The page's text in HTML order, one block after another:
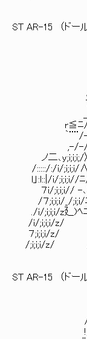
ST AR-15 （ドール
＿ -＜
/:, :/: . : .
/:/: .{: . : .
∥:!: . :}r､
/}: .j;ﾊ.ハz
７ｲ/:.:.:} ´
＿}:.:.:.丿
r≦ﾆ/ﾆ};!:∧
｀¨¨/-∧}:{/へ
,-/-/ }/....「
ノ二､y;i;i;i;/〉
/:::::/:/i/;i;i;i/∧-､/
l」:l::|/i/;i;i;i//ﾆ/ﾆ|
７i/;i;i;i// -､ニ|
/７;i;i;i/_/;i;i/ﾆ､|
./i/;i;i;i/z廴)ﾍニ
/i/;i;i;i/z/ ／
７;i;i;i/z/ /
/;i;i;i/z/ /
ST AR-15 （ドール
rzzｭ
＿|l､丶｀:
/:.／: . ; .
!/: . : . {: .